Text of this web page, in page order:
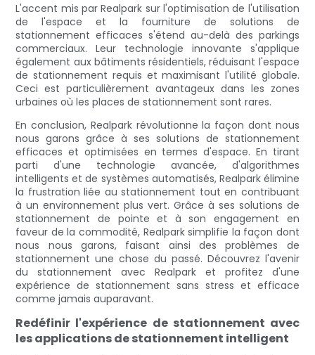
L'accent mis par Realpark sur l'optimisation de l'utilisation
de l'espace et la fourniture de solutions de
stationnement efficaces s'étend au-delà des parkings
commerciaux. Leur technologie innovante s'applique
également aux bâtiments résidentiels, réduisant l'espace
de stationnement requis et maximisant l'utilité globale.
Ceci est particulièrement avantageux dans les zones
urbaines où les places de stationnement sont rares.
En conclusion, Realpark révolutionne la façon dont nous
nous garons grâce à ses solutions de stationnement
efficaces et optimisées en termes d'espace. En tirant
parti d'une technologie avancée, d'algorithmes
intelligents et de systèmes automatisés, Realpark élimine
la frustration liée au stationnement tout en contribuant
à un environnement plus vert. Grâce à ses solutions de
stationnement de pointe et à son engagement en
faveur de la commodité, Realpark simplifie la façon dont
nous nous garons, faisant ainsi des problèmes de
stationnement une chose du passé. Découvrez l'avenir
du stationnement avec Realpark et profitez d'une
expérience de stationnement sans stress et efficace
comme jamais auparavant.
Redéfinir l'expérience de stationnement avec
les applications de stationnement intelligent